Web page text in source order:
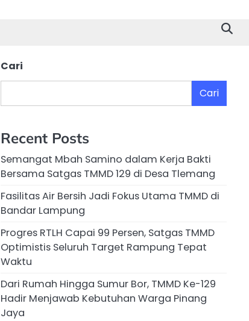
Cari
Cari
Recent Posts
Semangat Mbah Samino dalam Kerja Bakti
Bersama Satgas TMMD 129 di Desa Tlemang
Fasilitas Air Bersih Jadi Fokus Utama TMMD di
Bandar Lampung
Progres RTLH Capai 99 Persen, Satgas TMMD
Optimistis Seluruh Target Rampung Tepat
Waktu
Dari Rumah Hingga Sumur Bor, TMMD Ke-129
Hadir Menjawab Kebutuhan Warga Pinang
Jaya